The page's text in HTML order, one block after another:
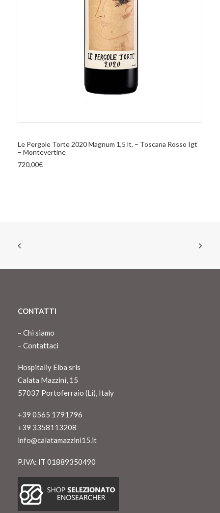
informazioni sul modo in cui utilizza il nostro sito con i
nostri partner che si occupano di analisi dei dati web,
pubblicità e social media, i quali potrebbero combinarle
con altre informazioni che ha fornito loro o che hanno
raccolto dal suo utilizzo dei loro servizi.
Le Pergole Torte 2020 Magnum 1,5 lt. – Toscana Rosso Igt
– Montevertine
720,00€
CONTATTI
– Chi siamo
– Contattaci
Hospitaliy Elba srls
Calata Mazzini, 15
57037 Portoferraio (Li), Italy
+39 0565 1791796
+39 3358113208
info@calatamazzini15.it
P.IVA: IT 01889350490